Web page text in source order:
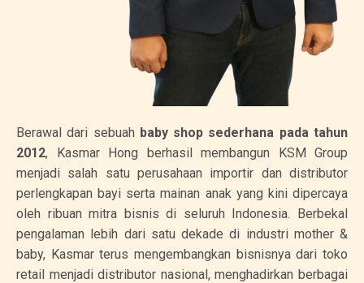
Berawal dari sebuah baby shop sederhana pada tahun
2012, Kasmar Hong berhasil membangun KSM Group
menjadi salah satu perusahaan importir dan distributor
perlengkapan bayi serta mainan anak yang kini dipercaya
oleh ribuan mitra bisnis di seluruh Indonesia. Berbekal
pengalaman lebih dari satu dekade di industri mother &
baby, Kasmar terus mengembangkan bisnisnya dari toko
retail menjadi distributor nasional, menghadirkan berbagai